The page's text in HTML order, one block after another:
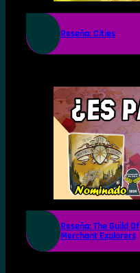
Reseña: Cities
Reseña: The Guild Of
Merchant Explorers